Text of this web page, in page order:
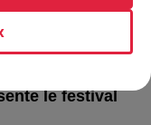
et Mann à
le festival